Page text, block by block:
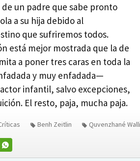
un padre que sabe pronto
a su hija debido al
que sufriremos todos.
está mejor mostrada que la de
a poner tres caras en toda la
y muy enfadada—
infantil, salvo excepciones,
El resto, paja, mucha paja.
Benh Zeitlin Quvenzhané